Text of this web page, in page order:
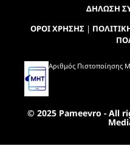
ΔΗΛΩΣΗ
ΟΡΟΙ ΧΡΗΣΗΣ|
Αριθμός Πιστοποίησης
© 2025 Pameevro - All